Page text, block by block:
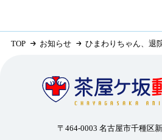
TOP お知らせ ひまわりちゃん、退
〒464-0003 名古屋市千種区